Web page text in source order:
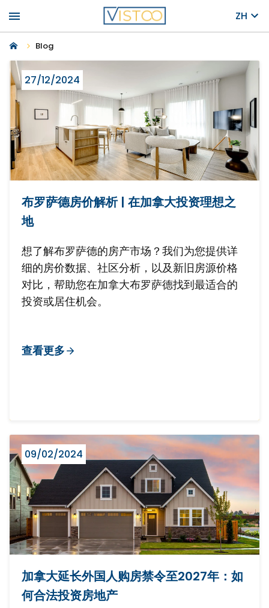
menu ZH
Blog
27/12/2024
布罗萨德房价解析 | 在加拿大投资理想之
地
想了解布罗萨德的房产市场？我们为您提供详
细的房价数据、社区分析，以及新旧房源价格
对比，帮助您在加拿大布罗萨德找到最适合的
投资或居住机会。
查看更多
09/02/2024
加拿大延长外国人购房禁令至2027年：如
何合法投资房地产